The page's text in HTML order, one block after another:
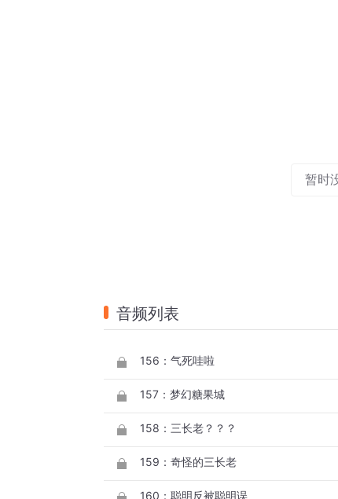
暂时
音频列表
156：气死哇啦
157：梦幻糖果城
158：三长老？？？
159：奇怪的三长老
160：聪明反被聪明误